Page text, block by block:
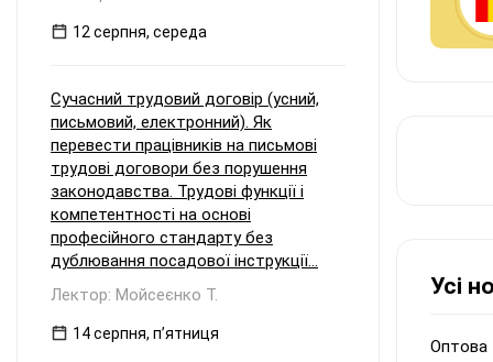
Усі
Оптова
12 серпня, середа
Сучасний трудовий договір (усний,
письмовий, електронний). Як
перевести працівників на письмові
трудові договори без порушення
законодавства. Трудові функції і
компетентності на основі
професійного стандарту без
дублювання посадової інструкції...
Лектор: Мойсеєнко Т.
14 серпня, пʼятниця